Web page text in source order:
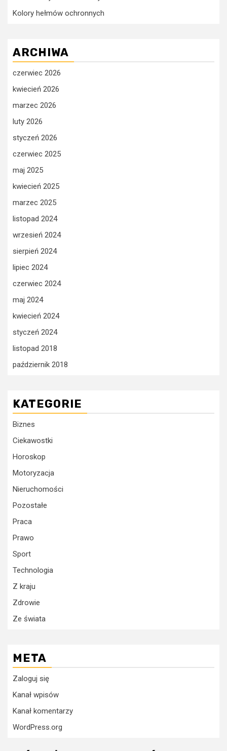
Kolory hełmów ochronnych
ARCHIWA
czerwiec 2026
kwiecień 2026
marzec 2026
luty 2026
styczeń 2026
czerwiec 2025
maj 2025
kwiecień 2025
marzec 2025
listopad 2024
wrzesień 2024
sierpień 2024
lipiec 2024
czerwiec 2024
maj 2024
kwiecień 2024
styczeń 2024
listopad 2018
październik 2018
KATEGORIE
Biznes
Ciekawostki
Horoskop
Motoryzacja
Nieruchomości
Pozostałe
Praca
Prawo
Sport
Technologia
Z kraju
Zdrowie
Ze świata
META
Zaloguj się
Kanał wpisów
Kanał komentarzy
WordPress.org